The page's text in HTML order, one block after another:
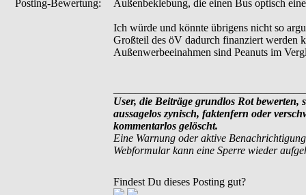
Posting-Bewertung: Außenbeklebung, die einen Bus optisch
Ich würde und könnte übrigens nicht so
Großteil des öV dadurch finanziert werden
Außenwerbeeinahmen sind Peanuts im
User, die Beiträge grundlos Rot
aussagelos zynisch, faktenfern oder
kommentarlos gelöscht.
Eine Warnung oder aktive
Webformular kann eine Sperre wieder
Findest Du dieses Posting gut?